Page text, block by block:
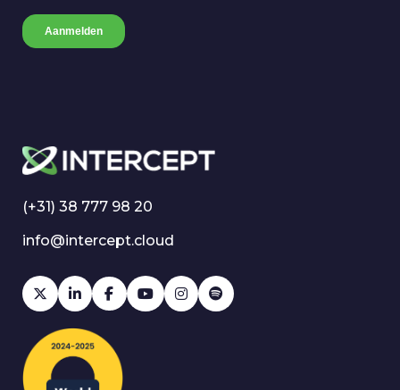
(+31) 38 777 98 20
info@intercept.cloud